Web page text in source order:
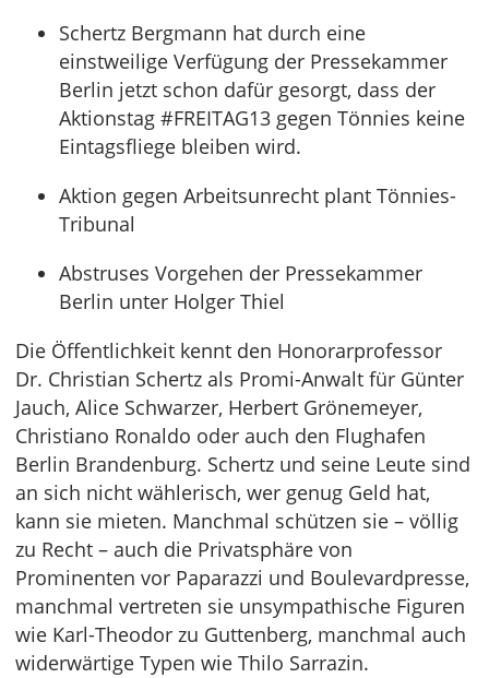
Schertz Bergmann hat durch eine
einstweilige Verfügung der Pressekammer
Berlin jetzt schon dafür gesorgt, dass der
Aktionstag #FREITAG13 gegen Tönnies keine
Eintagsfliege bleiben wird.
Aktion gegen Arbeitsunrecht plant Tönnies-
Tribunal
Abstruses Vorgehen der Pressekammer
Berlin unter Holger Thiel
Die Öffentlichkeit kennt den Honorarprofessor
Dr. Christian Schertz als Promi-Anwalt für Günter
Jauch, Alice Schwarzer, Herbert Grönemeyer,
Christiano Ronaldo oder auch den Flughafen
Berlin Brandenburg. Schertz und seine Leute sind
an sich nicht wählerisch, wer genug Geld hat,
kann sie mieten. Manchmal schützen sie – völlig
zu Recht – auch die Privatsphäre von
Prominenten vor Paparazzi und Boulevardpresse,
manchmal vertreten sie unsympathische Figuren
wie Karl-Theodor zu Guttenberg, manchmal auch
widerwärtige Typen wie Thilo Sarrazin.